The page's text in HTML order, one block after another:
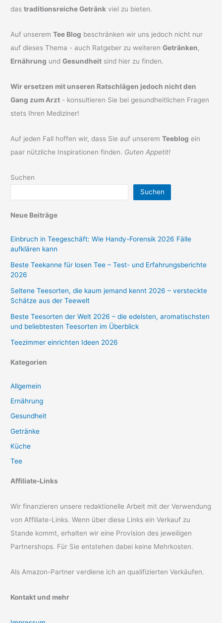
dastraditionsreiche Getränk viel zu bieten.
Auf unseremTee Blog beschränken wir uns jedoch nicht nur
auf dieses Thema - auch Ratgeber zu weiterenGetränken,
Ernährung undGesundheit sind hier zu finden.
Wir ersetzen mit unseren Ratschlägen jedoch nicht den
Gang zum Arzt - konsultieren Sie bei gesundheitlichen Fragen
stets Ihren Mediziner!
Auf jeden Fall hoffen wir, dass Sie auf unseremTeeblog ein
paar nützliche Inspirationen finden. Guten Appetit!
Suchen
Suchen
Neue Beiträge
Einbruch in Teegeschäft: Wie Handy-Forensik 2026 Fälle
aufklären kann
Beste Teekanne für losen Tee – Test- und Erfahrungsberichte
2026
Seltene Teesorten, die kaum jemand kennt 2026 – versteckte
Schätze aus der Teewelt
Beste Teesorten der Welt 2026 – die edelsten, aromatischsten
und beliebtesten Teesorten im Überblick
Teezimmer einrichten Ideen 2026
Kategorien
Allgemein
Ernährung
Gesundheit
Getränke
Küche
Tee
Affiliate-Links
Wir finanzieren unsere redaktionelle Arbeit mit der Verwendung
von Affiliate-Links. Wenn über diese Links ein Verkauf zu
Stande kommt, erhalten wir eine Provision des jeweiligen
Partnershops. Für Sie entstehen dabei keine Mehrkosten.
Als Amazon-Partner verdiene ich an qualifizierten Verkäufen.
Kontakt und mehr